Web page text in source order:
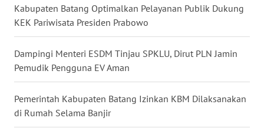
Kabupaten Batang Optimalkan Pelayanan Publik Dukung
KEK Pariwisata Presiden Prabowo
Dampingi Menteri ESDM Tinjau SPKLU, Dirut PLN Jamin
Pemudik Pengguna EV Aman
Pemerintah Kabupaten Batang Izinkan KBM Dilaksanakan
di Rumah Selama Banjir
BALI
WN